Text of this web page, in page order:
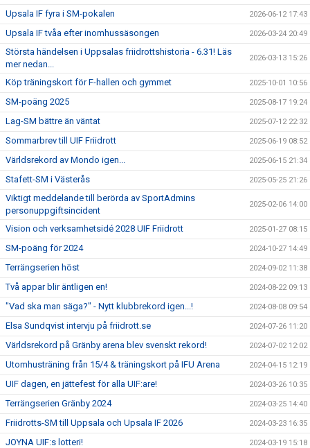
Upsala IF fyra i SM-pokalen 2026-06-12 17:43
Upsala IF tvåa efter inomhussäsongen 2026-03-24 20:49
Största händelsen i Uppsalas friidrottshistoria - 6.31! Läs
mer nedan...
2026-03-13 15:26
Köp träningskort för F-hallen och gymmet 2025-10-01 10:56
SM-poäng 2025 2025-08-17 19:24
Lag-SM bättre än väntat 2025-07-12 22:32
Sommarbrev till UIF Friidrott 2025-06-19 08:52
Världsrekord av Mondo igen... 2025-06-15 21:34
Stafett-SM i Västerås 2025-05-25 21:26
Viktigt meddelande till berörda av SportAdmins
personuppgiftsincident
2025-02-06 14:00
Vision och verksamhetsidé 2028 UIF Friidrott 2025-01-27 08:15
SM-poäng för 2024 2024-10-27 14:49
Terrängserien höst 2024-09-02 11:38
Två appar blir äntligen en! 2024-08-22 09:13
"Vad ska man säga?" - Nytt klubbrekord igen...! 2024-08-08 09:54
Elsa Sundqvist intervju på friidrott.se 2024-07-26 11:20
Världsrekord på Gränby arena blev svenskt rekord! 2024-07-02 12:02
Utomhusträning från 15/4 & träningskort på IFU Arena 2024-04-15 12:19
UIF dagen, en jättefest för alla UIF:are! 2024-03-26 10:35
Terrängserien Gränby 2024 2024-03-25 14:40
Friidrotts-SM till Uppsala och Upsala IF 2026 2024-03-23 16:35
JOYNA UIF:s lotteri! 2024-03-19 15:18